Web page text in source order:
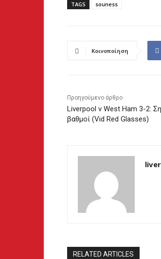
TAGS souness
Κοινοποίηση
Προηγούμενο άρθρο
Liverpool v West Ham 3-2:
βαθμοί (Vid Red Glasses)
RELATED ARTICLES